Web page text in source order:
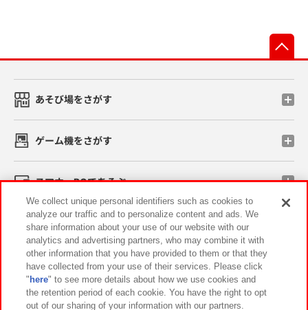
あそび場をさがす
ゲーム機をさがす
スマホ・PCであそぶ
イベント・キャンペーン
関連会社 サステナビリティ サイトポリシー
We collect unique personal identifiers such as cookies to
analyze our traffic and to personalize content and ads. We
share information about your use of our website with our
analytics and advertising partners, who may combine it with
other information that you have provided to them or that they
have collected from your use of their services. Please click
" here" to see more details about how we use cookies and
the retention period of each cookie. You have the right to opt
out of our sharing of your information with our partners.